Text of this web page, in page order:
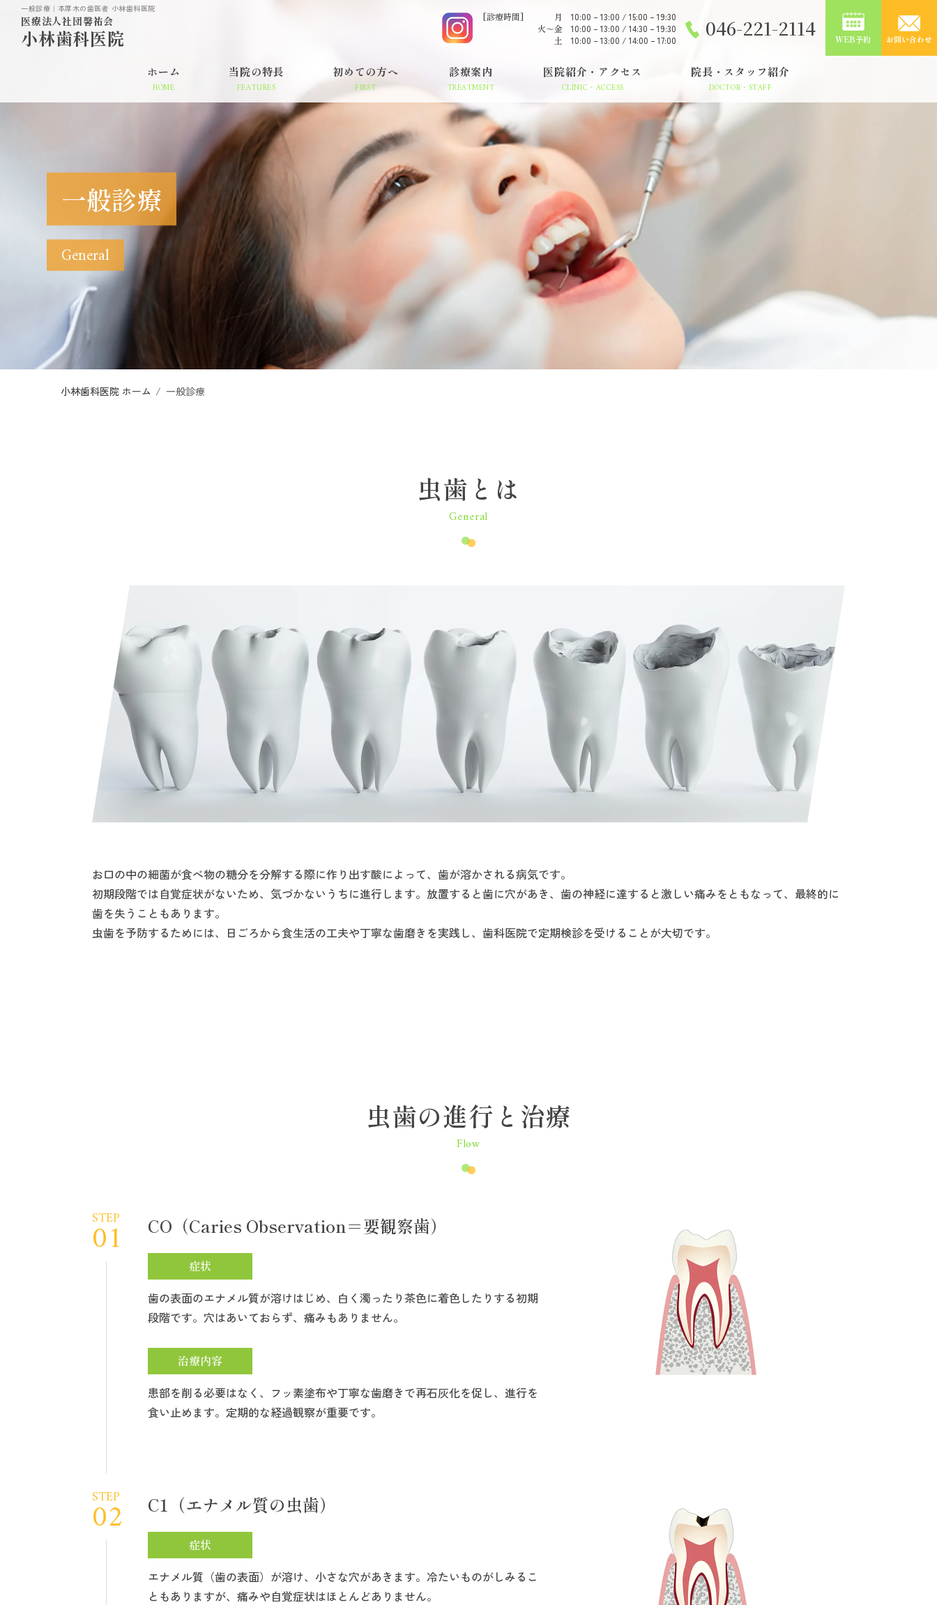
一般診療｜本厚木の歯医者 小林歯科医院
医療法人社団馨祐会
小林歯科医院
[診療時間] 月
10:00 – 13:00 / 15:00 – 19:30
火～金
10:00 – 13:00 / 14:30 – 19:30
土
10:00 – 13:00 / 14:00 – 17:00 046-221-2114 WEB予約 お問い合わせ
ホーム
HOME
当院の特長
FEATURES
初めての方へ
FIRST
診療案内
TREATMENT
歯周病 メンテナンス・予防 審美歯科
噛み合わせ 矯正歯科 インプラント 義歯・入れ歯 口腔外科
医院紹介・アクセス
CLINIC・ACCESS
院長・スタッフ紹介
DOCTOR・STAFF
一般診療
General
小林歯科医院 ホーム 一般診療
虫歯とは
General
お口の中の細菌が食べ物の糖分を分解する際に作り出す酸によって、歯が溶かされる病気です。
初期段階では自覚症状がないため、気づかないうちに進行します。放置すると歯に穴があき、歯の神経に達すると激しい痛みをともなって、最終的に
歯を失うこともあります。
虫歯を予防するためには、日ごろから食生活の工夫や丁寧な歯磨きを実践し、歯科医院で定期検診を受けることが大切です。
虫歯の進行と治療
Flow
STEP
01 CO（Caries Observation＝要観察歯）
症状
歯の表面のエナメル質が溶けはじめ、白く濁ったり茶色に着色したりする初期
段階です。穴はあいておらず、痛みもありません。
治療内容
患部を削る必要はなく、フッ素塗布や丁寧な歯磨きで再石灰化を促し、進行を
食い止めます。定期的な経過観察が重要です。
STEP
02 C1（エナメル質の虫歯）
症状
エナメル質（歯の表面）が溶け、小さな穴があきます。冷たいものがしみるこ
ともありますが、痛みや自覚症状はほとんどありません。